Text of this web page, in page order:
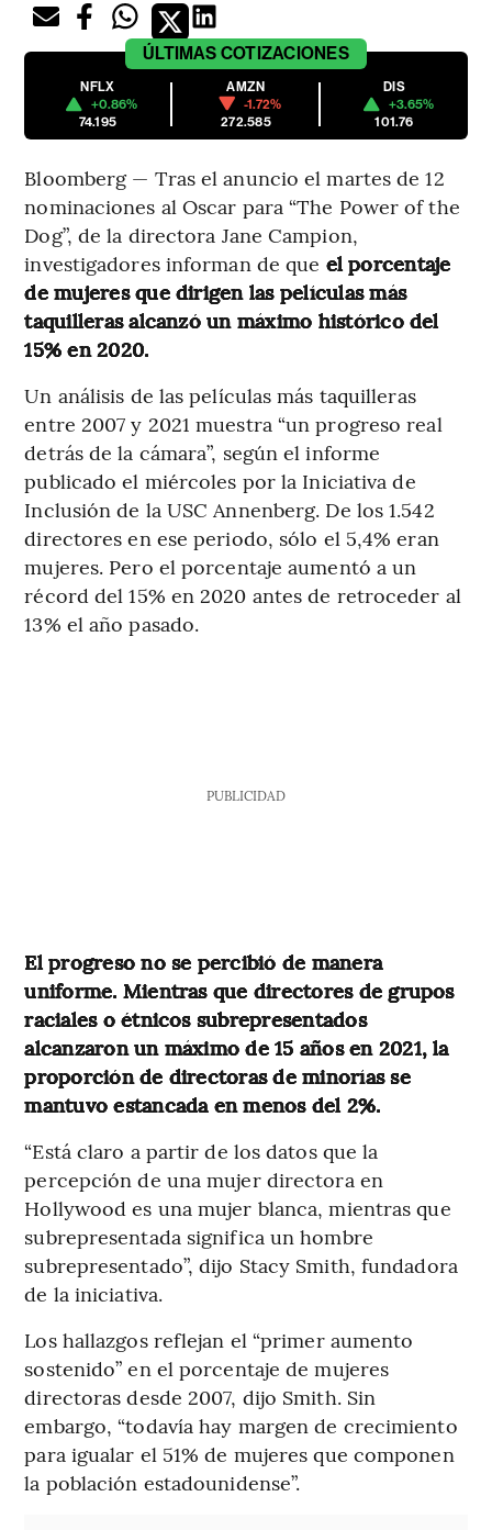
ÚLTIMAS COTIZACIONES
NFLX
+0.86%
74.195
AMZN
-1.72%
272.585
DIS
+3.65%
101.76
Bloomberg — Tras el anuncio el martes de 12
nominaciones al Oscar para “The Power of the
Dog”, de la directora Jane Campion,
investigadores informan de que el porcentaje
de mujeres que dirigen las películas más
taquilleras alcanzó un máximo histórico del
15% en 2020.
Un análisis de las películas más taquilleras
entre 2007 y 2021 muestra “un progreso real
detrás de la cámara”, según el informe
publicado el miércoles por la Iniciativa de
Inclusión de la USC Annenberg. De los 1.542
directores en ese periodo, sólo el 5,4% eran
mujeres. Pero el porcentaje aumentó a un
récord del 15% en 2020 antes de retroceder al
13% el año pasado.
PUBLICIDAD
El progreso no se percibió de manera
uniforme. Mientras que directores de grupos
raciales o étnicos subrepresentados
alcanzaron un máximo de 15 años en 2021, la
proporción de directoras de minorías se
mantuvo estancada en menos del 2%.
“Está claro a partir de los datos que la
percepción de una mujer directora en
Hollywood es una mujer blanca, mientras que
subrepresentada significa un hombre
subrepresentado”, dijo Stacy Smith, fundadora
de la iniciativa.
Los hallazgos reflejan el “primer aumento
sostenido” en el porcentaje de mujeres
directoras desde 2007, dijo Smith. Sin
embargo, “todavía hay margen de crecimiento
para igualar el 51% de mujeres que componen
la población estadounidense”.